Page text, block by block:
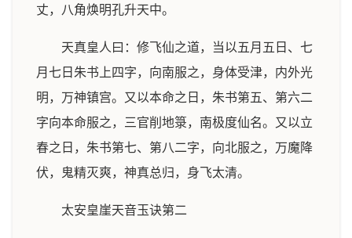
丈，八角焕明孔升天中。
天真皇人曰：修飞仙之道，当以五月五日、七
月七日朱书上四字，向南服之，身体受津，内外光
明，万神镇宫。又以本命之日，朱书第五、第六二
字向本命服之，三官削地箓，南极度仙名。又以立
春之日，朱书第七、第八二字，向北服之，万魔降
伏，鬼精灭爽，神真总归，身飞太清。
太安皇崖天音玉诀第二